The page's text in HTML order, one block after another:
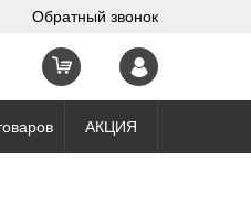
Обратный звонок
АКЦИЯ